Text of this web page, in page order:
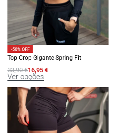
-50% OFF
Top Crop Gigante Spring Fit
33,90€16,95 €
Ver opções